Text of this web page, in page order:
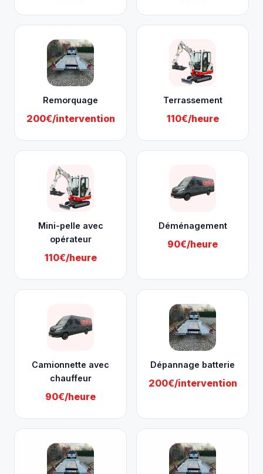
Remorquage
200€/intervention
Terrassement
110€/heure
Mini-pelle avec
opérateur
110€/heure
Déménagement
90€/heure
Camionnette avec
chauffeur
90€/heure
Dépannage batterie
200€/intervention